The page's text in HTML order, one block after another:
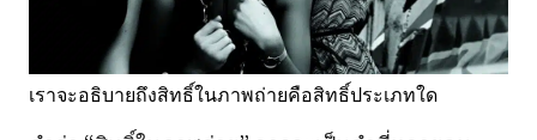
เราจะอธิบายถึงสิทธิ์ในภาพถ่ายคือสิทธิ์ประเภทใด